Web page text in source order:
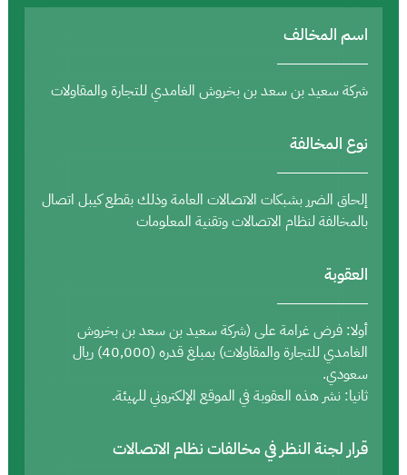
اسم المخالف
شركة سعيد بن سعد بن بخروش الغامدي للتجارة والمقاولات
نوع المخالفة
إلحاق الضرر بشبكات الاتصالات العامة وذلك بقطع كيبل اتصال
بالمخالفة لنظام الاتصالات وتقنية المعلومات
العقوبة
أولا: فرض غرامة على (شركة سعيد بن سعد بن بخروش
الغامدي للتجارة والمقاولات) بمبلغ قدره (40,000) ريال
سعودي.
ثانيا: نشر هذه العقوبة في الموقع الإلكتروني للهيئة.
قرار لجنة النظر في مخالفات نظام الاتصالات